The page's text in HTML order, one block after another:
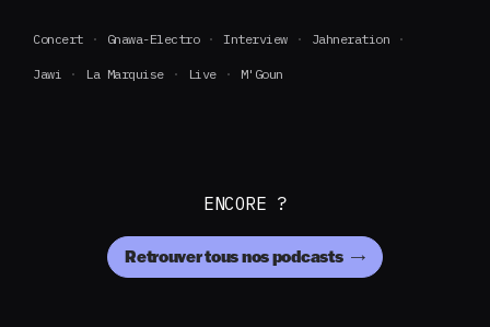
Concert Gnawa-Electro Interview Jahneration
Jawi La Marquise Live M'Goun
ENCORE ?
Retrouver tous nos podcasts